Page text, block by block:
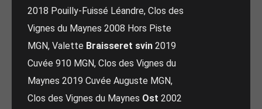
2018 Pouilly-Fuissé Léandre, Clos des
Vignes du Maynes 2008 Hors Piste
MGN, Valette Braisseret svin 2019
Cuvée 910 MGN, Clos des Vignes du
Maynes 2019 Cuvée Auguste MGN,
Clos des Vignes du Maynes Ost 2002